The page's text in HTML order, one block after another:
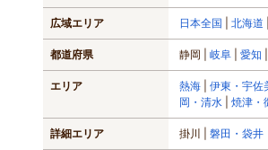
広域エリア 日本全国 北海道
都道府県 静岡 岐阜 愛知
エリア 熱海
伊東・宇佐
岡・清水
焼津・
詳細エリア 掛川 磐田・袋井